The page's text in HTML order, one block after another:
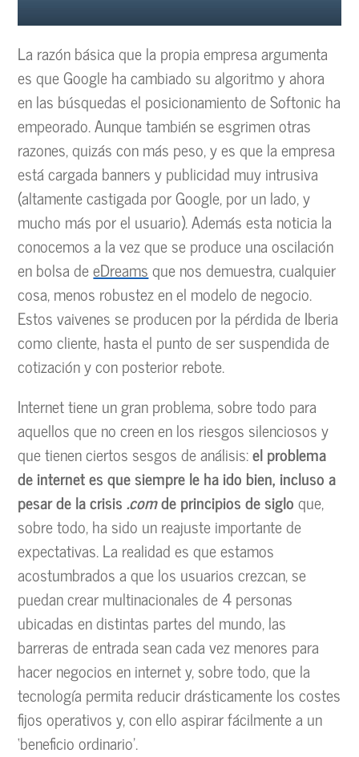
La razón básica que la propia empresa argumenta
es que Google ha cambiado su algoritmo y ahora
en las búsquedas el posicionamiento de Softonic ha
empeorado. Aunque también se esgrimen otras
razones, quizás con más peso, y es que la empresa
está cargada banners y publicidad muy intrusiva
(altamente castigada por Google, por un lado, y
mucho más por el usuario). Además esta noticia la
conocemos a la vez que se produce una oscilación
en bolsa deeDreamsque nos demuestra, cualquier
cosa, menos robustez en el modelo de negocio.
Estos vaivenes se producen por la pérdida de Iberia
como cliente, hasta el punto de ser suspendida de
cotización y con posterior rebote.
Internet tiene un gran problema, sobre todo para
aquellos que no creen en los riesgos silenciosos y
que tienen ciertos sesgos de análisis:el problema
de internet es que siempre le ha ido bien, incluso a
pesar de la crisis.comde principios de sigloque,
sobre todo, ha sido un reajuste importante de
expectativas. La realidad es que estamos
acostumbrados a que los usuarios crezcan, se
puedan crear multinacionales de 4 personas
ubicadas en distintas partes del mundo, las
barreras de entrada sean cada vez menores para
hacer negocios en internet y, sobre todo, que la
tecnología permita reducir drásticamente los costes
fijos operativos y, con ello aspirar fácilmente a un
‘beneficio ordinario’.